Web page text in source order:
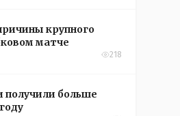
крупного
матче
218
получили больше